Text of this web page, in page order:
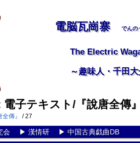
電脳瓦崗寨 でんの
The Electric
～趣味人・千田
子テキスト/『說唐全傳
全傳』 / 27
会▶ 漢情研▶ 中国古典戯曲DB